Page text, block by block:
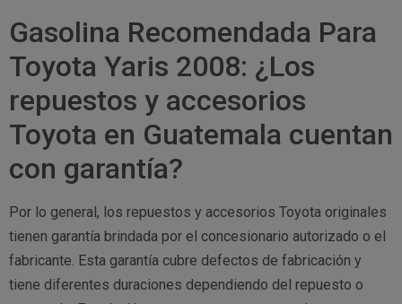
Gasolina Recomendada Para
Toyota Yaris 2008: ¿Los
repuestos y accesorios
Toyota en Guatemala cuentan
con garantía?
Por lo general, los repuestos y accesorios Toyota originales
tienen garantía brindada por el concesionario autorizado o el
fabricante. Esta garantía cubre defectos de fabricación y
tiene diferentes duraciones dependiendo del repuesto o